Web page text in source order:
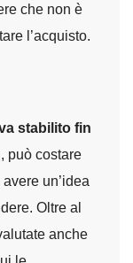
che non è
l’acquisto.
stabilito fin
può costare
un’idea
Oltre al
anche